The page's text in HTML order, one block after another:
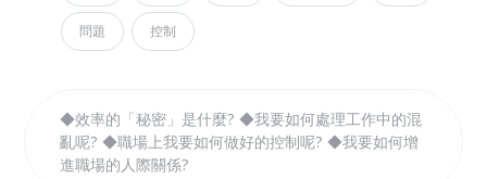
問題 控制
◆效率的「秘密」是什麼? ◆我要如何處理工作中的混
亂呢? ◆職場上我要如何做好的控制呢? ◆我要如何增
進職場的人際關係?